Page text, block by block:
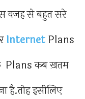
वजह से बहुत सरे
InternetPlans
Plans कब ख़तम
है.तोह इसीलिए